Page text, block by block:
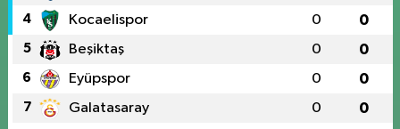
4 Kocaelispor 0 0
5 Beşiktaş 0 0
6 Eyüpspor 0 0
7 Galatasaray 0 0